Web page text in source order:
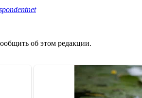
об этом редакции.